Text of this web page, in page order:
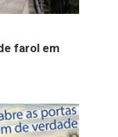
farol em